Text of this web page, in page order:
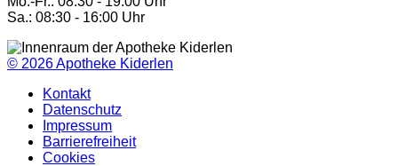
Sa.: 08:30 - 16:00 Uhr
© 2026Apotheke Kiderlen
Kontakt
Datenschutz
Impressum
Barrierefreiheit
Cookies